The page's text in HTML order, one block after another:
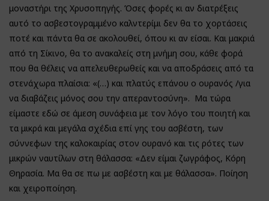
μοναστήρι της Χρυσοπηγής. Όσες φορές κι αν διατρέξεις
αυτό το ασβεστογραμμένο καλντερίμι δεν θα το χορτάσεις
ποτέ και πάντα θα σε ακολουθεί, όπου κι αν είσαι. Και μακριά
από τη Σίκινο, θα το ανακαλείς στη μνήμη σου, κάθε φορά
που θα θέλεις να απελευθερωθείς και να αποδράσεις από τα
στενάχωρα πλαίσια: «(…) και πλατύς επάνου ο ουρανός /για
να διαβάζεις μόνος σου την απεραντοσύνη». Μα τώρα
είμαστε εδώ σε άμεση συνάφεια με τον λόγο του ποιητή και
τα μικρά και μεγάλα σχέδια επί γης του ασβέστη, των
σύννεφων της καλοκαιρίας στον ουρανό και τις ρότες των
μικρών ναυτίλων στη θάλασσα: «Δεν είμαι ζωγράφος, Κόρη
Θηρασία. Μα θα σε πω με ασβέστη και με θάλασσα». Ποίηση
και χειροποίηση.